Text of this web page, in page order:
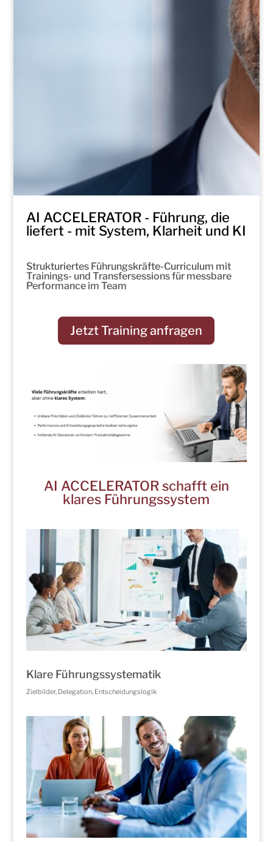
AI ACCELERATOR - Führung, die
liefert - mit System, Klarheit und KI
Strukturiertes Führungskräfte-Curriculum mit
Trainings- und Transfersessions für messbare
Performance im Team
Jetzt Training anfragen
AI ACCELERATOR schafft ein
klares Führungssystem
Klare Führungssystematik
Zielbilder, Delegation, Entscheidungslogik